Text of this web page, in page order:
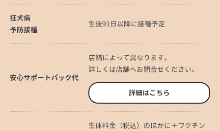
狂犬病
予防接種
生後91日以降に接種予定
安心サポートパック代
店舗によって異なります。
詳しくは店舗へお問合せください。
詳細はこちら
生体料金（税込）のほかに＋ワクチン